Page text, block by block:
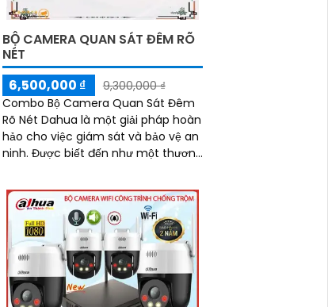
BỘ CAMERA QUAN SÁT ĐÊM RÕ
NÉT
6,500,000 ₫
9,300,000 ₫
Combo Bộ Camera Quan Sát Đêm
Rõ Nét Dahua là một giải pháp hoàn
hảo cho việc giám sát và bảo vệ an
ninh. Được biết đến như một thương
giám sát và hệ thống an ninh,
Dahua đã đạt được sự uy tín lớn từ
khách hàng